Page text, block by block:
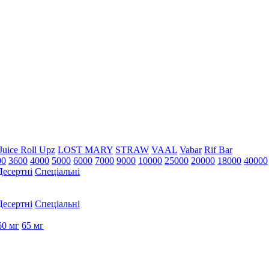
Roll Upz LOST MARY STRAW VAAL Vabar Rif Bar
3600 4000 5000 6000 7000 9000 10000 25000 20000 18000 40000
Спеціальні
Спеціальні
мг 65 мг